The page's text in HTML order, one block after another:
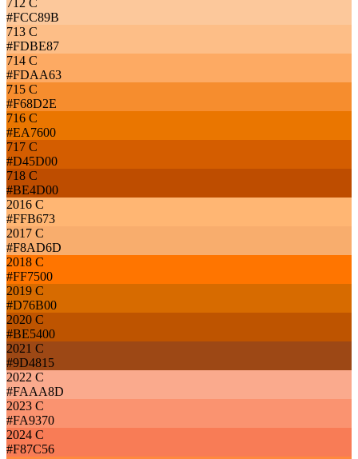
712 C
#FCC89B
713 C
#FDBE87
714 C
#FDAA63
715 C
#F68D2E
716 C
#EA7600
717 C
#D45D00
718 C
#BE4D00
2016 C
#FFB673
2017 C
#F8AD6D
2018 C
#FF7500
2019 C
#D76B00
2020 C
#BE5400
2021 C
#9D4815
2022 C
#FAAA8D
2023 C
#FA9370
2024 C
#F87C56